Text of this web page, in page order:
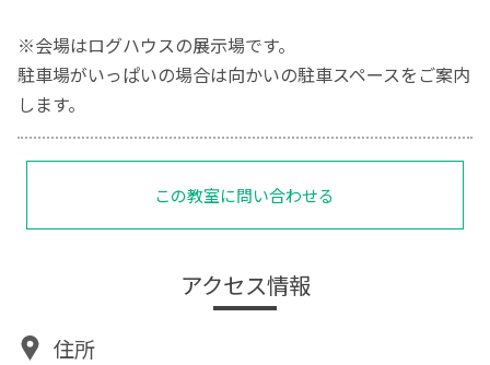
※会場はログハウスの展示場です。
駐車場がいっぱいの場合は向かいの駐車スペースをご案内
します。
この教室に問い合わせる
アクセス情報
住所